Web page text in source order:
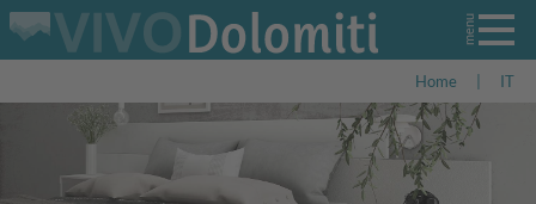
Home IT